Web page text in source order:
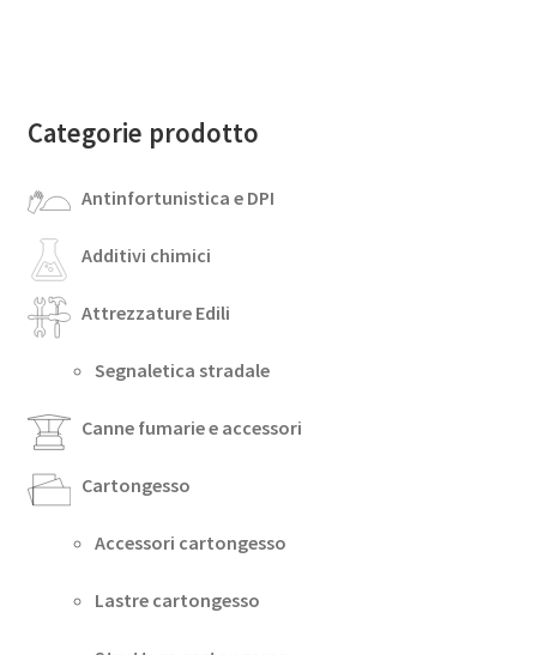
Categorie prodotto
Antinfortunistica e DPI
Additivi chimici
Attrezzature Edili
Segnaletica stradale
Canne fumarie e accessori
Cartongesso
Accessori cartongesso
Lastre cartongesso